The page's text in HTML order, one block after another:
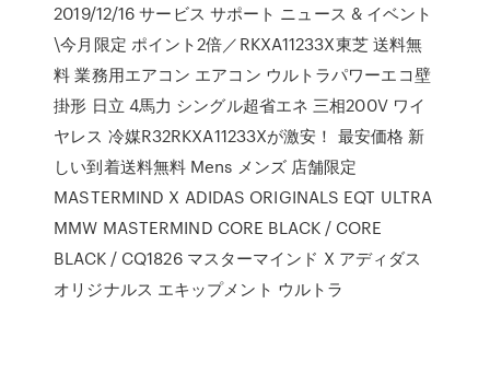
2019/12/16 サービス サポート ニュース & イベント
\今月限定 ポイント2倍／RKXA11233X東芝 送料無
料 業務用エアコン エアコン ウルトラパワーエコ壁
掛形 日立 4馬力 シングル超省エネ 三相200V ワイ
ヤレス 冷媒R32RKXA11233Xが激安！ 最安価格 新
しい到着送料無料 Mens メンズ 店舗限定
MASTERMIND X ADIDAS ORIGINALS EQT ULTRA
MMW MASTERMIND CORE BLACK / CORE
BLACK / CQ1826 マスターマインド X アディダス
オリジナルス エキップメント ウルトラ